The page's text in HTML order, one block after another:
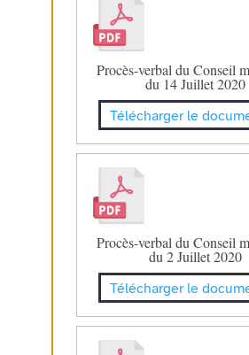
Procès-verbal du Conseil
du 14 Juillet 2020
Télécharger le
Procès-verbal du Conseil
du 2 Juillet 2020
Télécharger le